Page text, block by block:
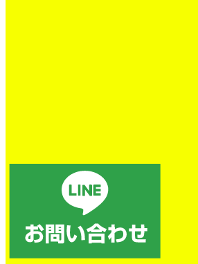
トイレの詰まり除去